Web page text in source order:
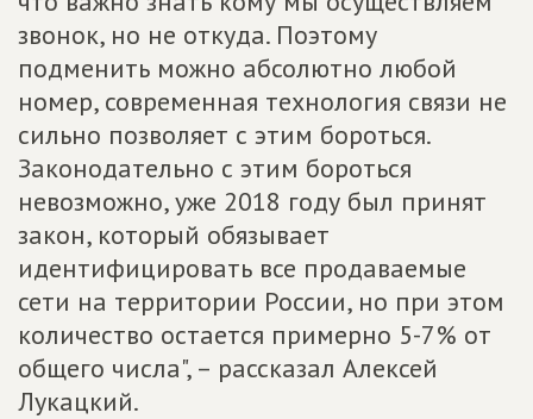
звонок, но не откуда. Поэтому
подменить можно абсолютно любой
номер, современная технология связи не
сильно позволяет с этим бороться.
Законодательно с этим бороться
невозможно, уже 2018 году был принят
закон, который обязывает
идентифицировать все продаваемые
сети на территории России, но при этом
количество остается примерно 5-7% от
общего числа", – рассказал Алексей
Лукацкий.